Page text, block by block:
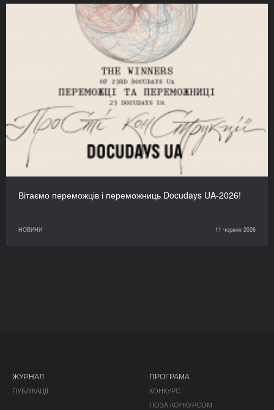
Вітаємо переможців і переможниць Docudays UA-2026!
НОВИНИ 11 червня 2026
ЖУРНАЛ
ПУБЛІКАЦІЇ
ПРОГРАМА
КОНКУРС
ПОЗА КОНКУРСОМ